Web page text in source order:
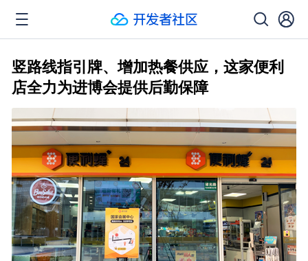
竖路线指引牌、增加热餐供应，这家便利
店全力为进博会提供后勤保障